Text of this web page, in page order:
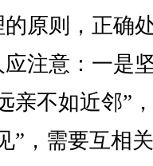
原则，正确
注意：一是
亲不如近邻”
”，需要互相